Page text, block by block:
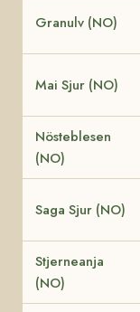
Granulv (NO)
Mai Sjur (NO)
Nösteblesen
(NO)
Saga Sjur (NO)
Stjerneanja
(NO)